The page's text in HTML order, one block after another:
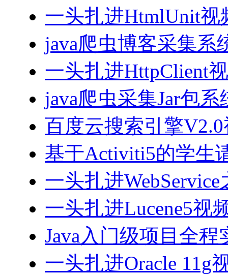
一头扎进HtmlUnit视
java爬虫博客采集系
一头扎进HttpClient
java爬虫采集Jar包
百度云搜索引擎
基于Activiti5的学生
一头扎进
一头扎进Lucene5视
Java入门级项目全程
一头扎进Oracle 11g